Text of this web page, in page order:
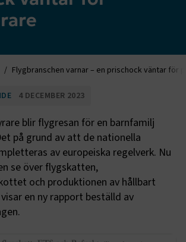
Flygbranschen varnar – en prischock väntar för
4 DECEMBER 2023
blir flygresan för en barnfamilj
på grund av att de nationella
av europeiska regelverk. Nu
se över flygskatten,
och produktionen av hållbart
en ny rapport beställd av